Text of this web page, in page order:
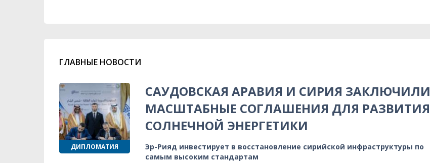
ГЛАВНЫЕ НОВОСТИ
ДИПЛОМАТИЯ
САУДОВСКАЯ АРАВИЯ И СИРИЯ ЗАКЛЮЧИЛИ
МАСШТАБНЫЕ СОГЛАШЕНИЯ ДЛЯ РАЗВИТИЯ
СОЛНЕЧНОЙ ЭНЕРГЕТИКИ
Эр-Рияд инвестирует в восстановление сирийской инфраструктуры по
самым высоким стандартам